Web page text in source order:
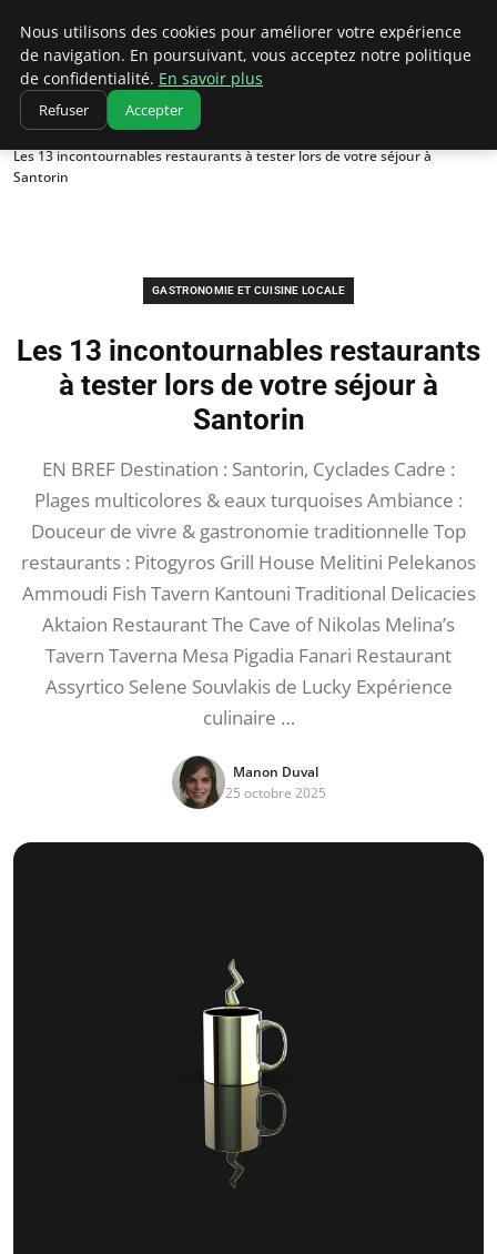
Correze Co
Accueil
Gastronomie et cuisine locale
Les 13 incontournables restaurants à tester lors de votre séjour à
Santorin
GASTRONOMIE ET CUISINE LOCALE
Les 13 incontournables restaurants
à tester lors de votre séjour à
Santorin
EN BREF Destination : Santorin, Cyclades Cadre :
Plages multicolores & eaux turquoises Ambiance :
Douceur de vivre & gastronomie traditionnelle Top
restaurants : Pitogyros Grill House Melitini Pelekanos
Ammoudi Fish Tavern Kantouni Traditional Delicacies
Aktaion Restaurant The Cave of Nikolas Melina’s
Tavern Taverna Mesa Pigadia Fanari Restaurant
Assyrtico Selene Souvlakis de Lucky Expérience
culinaire …
Manon Duval
25 octobre 2025
Nous utilisons des cookies pour améliorer votre expérience
de navigation. En poursuivant, vous acceptez notre politique
de confidentialité. En savoir plus
Refuser Accepter